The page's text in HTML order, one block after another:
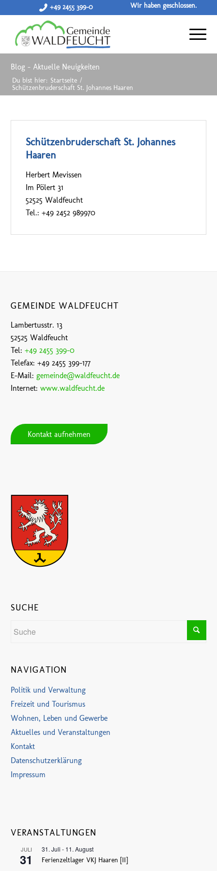
+49 2455 399-0 Wir haben geschlossen.
Blog - Aktuelle Neuigkeiten
Du bist hier: Startseite /
Schützenbruderschaft St. Johannes Haaren
Schützenbruderschaft St. Johannes
Haaren
Herbert Mevissen
Im Pölert 31
52525 Waldfeucht
Tel.: +49 2452 989970
GEMEINDE WALDFEUCHT
Lambertusstr. 13
52525 Waldfeucht
Tel:+49 2455 399-0
Telefax: +49 2455 399-177
E-Mail: gemeinde@waldfeucht.de
Internet:www.waldfeucht.de
Kontakt aufnehmen
SUCHE
NAVIGATION
Politik und Verwaltung
Freizeit und Tourismus
Wohnen, Leben und Gewerbe
Aktuelles und Veranstaltungen
Kontakt
Datenschutzerklärung
Impressum
VERANSTALTUNGEN
JULI
31
31. Juli - 11. August
Ferienzeltlager VKJ Haaren [II]